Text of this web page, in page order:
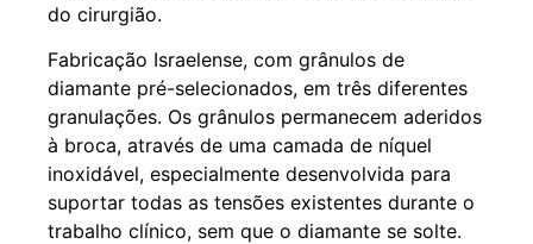
do cirurgião.
Fabricação Israelense, com grânulos de
diamante pré-selecionados, em três diferentes
granulações. Os grânulos permanecem aderidos
à broca, através de uma camada de níquel
inoxidável, especialmente desenvolvida para
suportar todas as tensões existentes durante o
trabalho clínico, sem que o diamante se solte.